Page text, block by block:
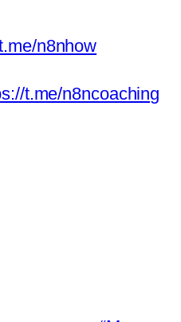
n8nhow
t.me/n8ncoaching